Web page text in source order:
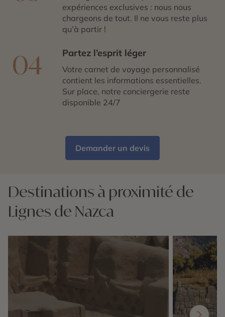
expériences exclusives : nous nous
chargeons de tout. Il ne vous reste plus
qu’à partir !
04 Partez l’esprit léger
Votre carnet de voyage personnalisé
contient les informations essentielles.
Sur place, notre conciergerie reste
disponible 24/7
Demander un devis
Destinations à proximité de
Lignes de Nazca